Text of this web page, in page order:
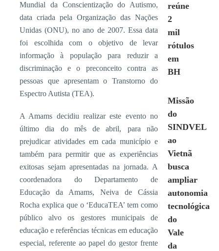
Mundial da Conscientização do Autismo,
data criada pela Organização das Nações
Unidas (ONU), no ano de 2007. Essa data
foi escolhida com o objetivo de levar
informação à população para reduzir a
discriminação e o preconceito contra as
pessoas que apresentam o Transtorno do
Espectro Autista (TEA).
A Amams decidiu realizar este evento no
último dia do mês de abril, para não
prejudicar atividades em cada município e
também para permitir que as experiências
exitosas sejam apresentadas na jornada. A
coordenadora do Departamento de
Educação da Amams, Neiva de Cássia
Rocha explica que o ‘EducaTEA’ tem como
público alvo os gestores municipais de
educação e referências técnicas em educação
especial, referente ao papel do gestor frente
reúne
2
mil
rótulos
em
BH
Missão
do
SINDVEL
ao
Vietnã
busca
ampliar
autonomia
tecnológica
do
Vale
da